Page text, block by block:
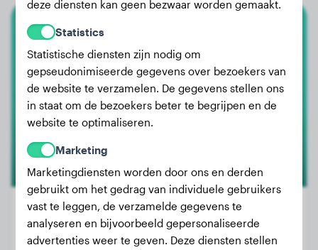
VLIMA
Gewicht:
6 kg
deze diensten kan geen bezwaar worden gemaakt.
Statistics
Statistische diensten zijn nodig om
gepseudonimiseerde gegevens over bezoekers van
de website te verzamelen. De gegevens stellen ons
in staat om de bezoekers beter te begrijpen en de
website te optimaliseren.
Marketing
Marketingdiensten worden door ons en derden
gebruikt om het gedrag van individuele gebruikers
vast te leggen, de verzamelde gegevens te
analyseren en bijvoorbeeld gepersonaliseerde
advertenties weer te geven. Deze diensten stellen